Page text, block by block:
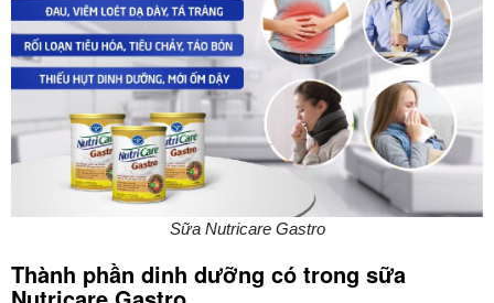
Sữa Nutricare Gastro
Thành phần dinh dưỡng có trong sữa